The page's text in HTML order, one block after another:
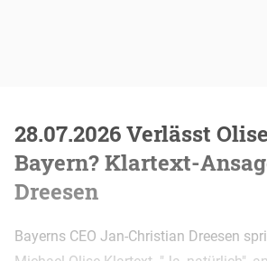
28.07.2026 Verlässt
Bayern? Klartext-
Dreesen
Bayerns CEO Jan-Christian Dreesen